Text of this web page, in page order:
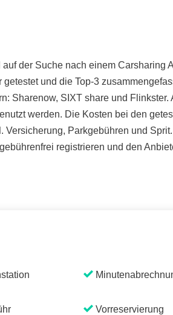
auf der Suche nach einem Carsharing
getestet und die Top-3
Sharenow, SIXT share und
werden. Die Kosten bei den
Versicherung, Parkgebühren und
registrieren und den
Vorreservierung